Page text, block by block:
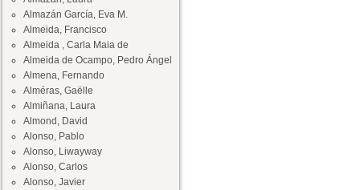
Almazán García, Eva M.
Almeida, Francisco
Almeida , Carla Maia de
Almeida de Ocampo, Pedro Ángel
Almena, Fernando
Alméras, Gaëlle
Almiñana, Laura
Almond, David
Alonso, Pablo
Alonso, Liwayway
Alonso, Carlos
Alonso, Javier